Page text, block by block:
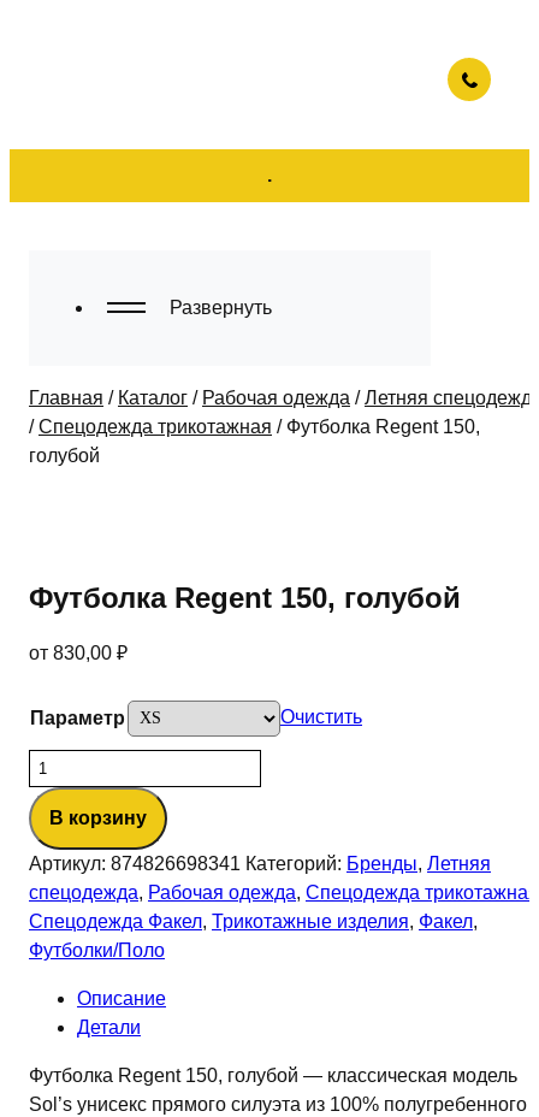
.
Главная / Каталог / Рабочая одежда /Летняя
/Спецодежда трикотажная / Футболка Regent 150,
голубой
Футболка Regent 150, голубой
от 830,00 ₽
Параметр Очистить
Количество
товара
Футболка
Regent
150,
голубой
В корзину
Артикул: 874826698341 Категорий: Бренды, Летняя
спецодежда, Рабочая одежда, Спецодежда трикотажная
Спецодежда Факел, Трикотажные изделия, Факел,
Футболки/Поло
Описание
Детали
Футболка Regent 150, голубой — классическая модель
Sol’s унисекс прямого силуэта из 100% полугребенного
Развернуть